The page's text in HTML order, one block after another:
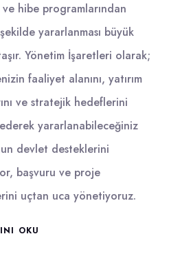
hibe programlarından
yararlanması büyük
Yönetim İşaretleri olarak;
faaliyet alanını, yatırım
ve stratejik hedeflerini
yararlanabileceğiniz
devlet desteklerini
başvuru ve proje
uçtan uca yönetiyoruz.
OKU